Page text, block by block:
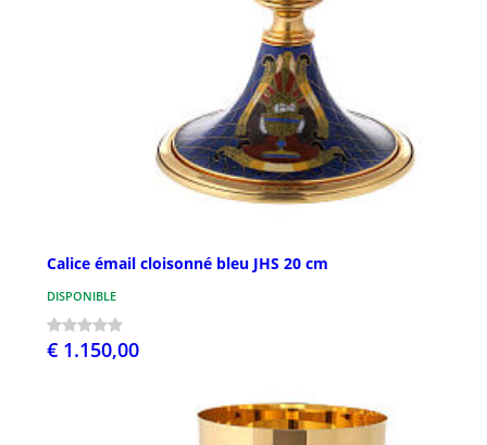
Calice émail cloisonné bleu JHS 20 cm
DISPONIBLE
€ 1.150,00